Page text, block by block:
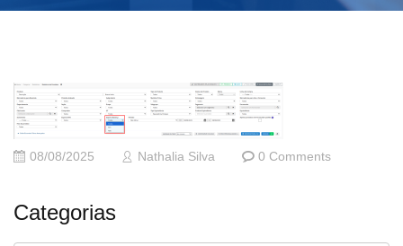
08/08/2025 Nathalia Silva 0 Comments
Categorias